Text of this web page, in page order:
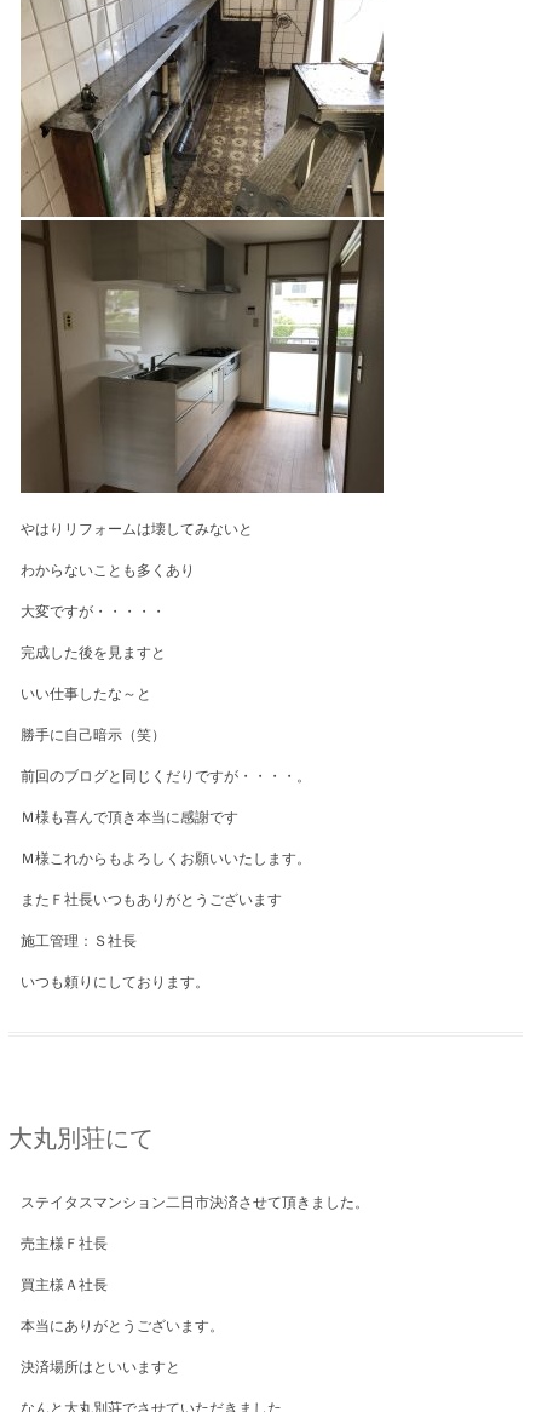
やはりリフォームは壊してみないと
わからないことも多くあり
大変ですが・・・・・
完成した後を見ますと
いい仕事したな～と
勝手に自己暗示（笑）
前回のブログと同じくだりですが・・・・。
Ｍ様も喜んで頂き本当に感謝です
Ｍ様これからもよろしくお願いいたします。
またＦ社長いつもありがとうございます
施工管理：Ｓ社長
いつも頼りにしております。
大丸別荘にて
ステイタスマンション二日市決済させて頂きました。
売主様Ｆ社長
買主様Ａ社長
本当にありがとうございます。
決済場所はといいますと
なんと大丸別荘でさせていただきました